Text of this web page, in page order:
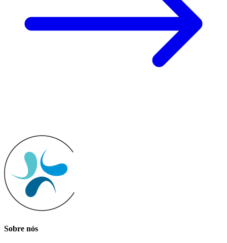
Sobre nós